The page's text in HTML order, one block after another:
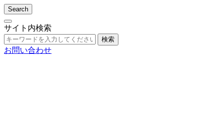
Search
サイト内検索
検索
お問い合わせ